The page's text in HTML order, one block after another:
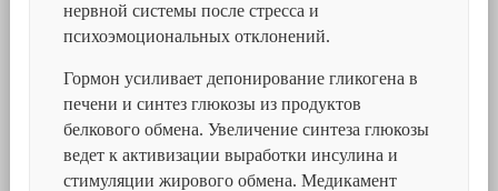
нервной системы после стресса и
психоэмоциональных отклонений.
Гормон усиливает депонирование гликогена в
печени и синтез глюкозы из продуктов
белкового обмена. Увеличение синтеза глюкозы
ведет к активизации выработки инсулина и
стимуляции жирового обмена. Медикамент